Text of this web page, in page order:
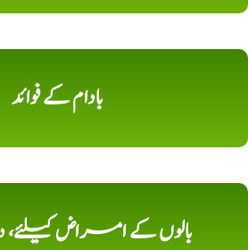
بادام کے فوائد
بالوں کے امراض